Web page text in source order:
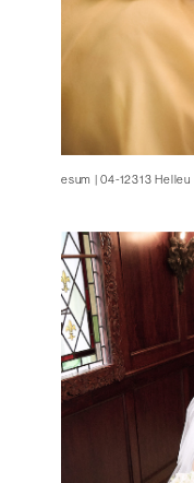
esum | 04-12313 Helleu